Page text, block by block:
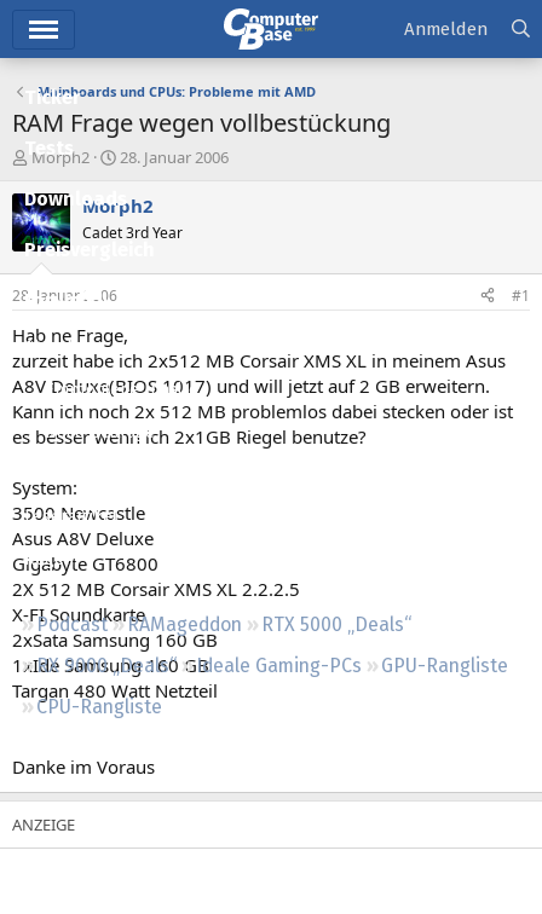
Ticker
Tests
Downloads
Preisvergleich
Forum
Aktuelles
Empfohlene Inhalte
Neue Beiträge
Leserartikel
Regeln
Podcast RAMageddon
RTX 5000 „Deals“
RX 9000 „Deals“
Ideale Gaming-PCs
GPU-Rangliste
CPU-Rangliste
Anmelden
Mainboards und CPUs: Probleme mit AMD
RAM Frage wegen vollbestückung
E
s
t
e
e
r
Morph2
E
s
t
e
t
a
m
28. Januar 2006
Morph2
Cadet 3rd Year
28. Januar 2006 #1
Hab ne Frage,
zurzeit habe ich 2x512 MB Corsair XMS XL in meinem Asus
A8V Deluxe(BIOS 1017) und will jetzt auf 2 GB erweitern.
Kann ich noch 2x 512 MB problemlos dabei stecken oder ist
es besser wenn ich 2x1GB Riegel benutze?
System:
3500 Newcastle
Asus A8V Deluxe
Gigabyte GT6800
2X 512 MB Corsair XMS XL 2.2.2.5
X-FI Soundkarte
2xSata Samsung 160 GB
1xIde Samsung 160 GB
Targan 480 Watt Netzteil
Danke im Voraus